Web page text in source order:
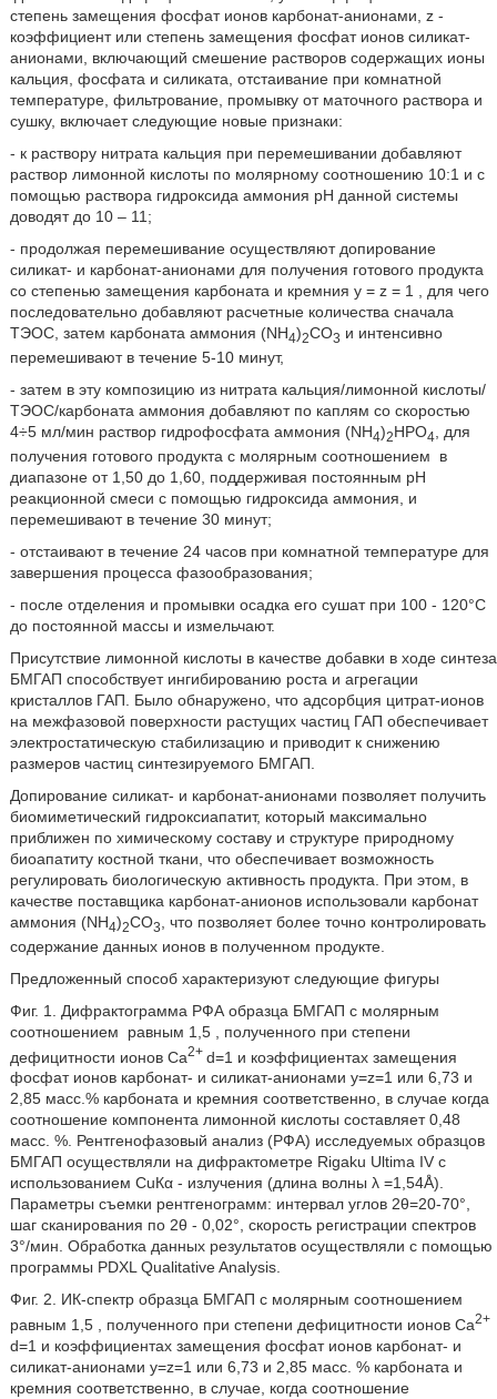
степень замещения фосфат ионов карбонат-анионами, z -
коэффициент или степень замещения фосфат ионов силикат-
анионами, включающий смешение растворов содержащих ионы
кальция, фосфата и силиката, отстаивание при комнатной
температуре, фильтрование, промывку от маточного раствора и
сушку, включает следующие новые признаки:
- к раствору нитрата кальция при перемешивании добавляют
раствор лимонной кислоты по молярному соотношению 10:1 и с
помощью раствора гидроксида аммония рН данной системы
доводят до 10 – 11;
- продолжая перемешивание осуществляют допирование
силикат- и карбонат-анионами для получения готового продукта
со степенью замещения карбоната и кремния y = z = 1 , для чего
последовательно добавляют расчетные количества сначала
ТЭОС, затем карбоната аммония (NH4)2CO3 и интенсивно
перемешивают в течение 5-10 минут,
- затем в эту композицию из нитрата кальция/лимонной кислоты/
ТЭОС/карбоната аммония добавляют по каплям со скоростью
4÷5 мл/мин раствор гидрофосфата аммония (NH4)2HPO4
, для
получения готового продукта с молярным соотношением
в
диапазоне от 1,50 до 1,60, поддерживая постоянным рН
реакционной смеси с помощью гидроксида аммония, и
перемешивают в течение 30 минут;
- отстаивают в течение 24 часов при комнатной температуре для
завершения процесса фазообразования;
- после отделения и промывки осадка его сушат при 100 - 120°С
до постоянной массы и измельчают.
Присутствие лимонной кислоты в качестве добавки в ходе синтеза
БМГАП способствует ингибированию роста и агрегации
кристаллов ГАП. Было обнаружено, что адсорбция цитрат-ионов
на межфазовой поверхности растущих частиц ГАП обеспечивает
электростатическую стабилизацию и приводит к снижению
размеров частиц синтезируемого БМГАП.
Допирование силикат- и карбонат-анионами позволяет получить
биомиметический гидроксиапатит, который максимально
приближен по химическому составу и структуре природному
биоапатиту костной ткани, что обеспечивает возможность
регулировать биологическую активность продукта. При этом, в
качестве поставщика карбонат-анионов использовали карбонат
аммония (NH4)2CO3
, что позволяет более точно контролировать
содержание данных ионов в полученном продукте.
Предложенный способ характеризуют следующие фигуры
Фиг. 1. Дифрактограмма РФА образца БМГАП с молярным
соотношением
равным 1,5 , полученного при степени
дефицитности ионов Ca2+ d=1 и коэффициентах замещения
фосфат ионов карбонат- и силикат-анионами y=z=1 или 6,73 и
2,85 масс.% карбоната и кремния соответственно, в случае когда
соотношение компонента лимонной кислоты составляет 0,48
масс. %. Рентгенофазовый анализ (РФА) исследуемых образцов
БМГАП осуществляли на дифрактометре Rigaku Ultima IV с
использованием СuКα - излучения (длина волны λ =1,54Å).
Параметры съемки рентгенограмм: интервал углов 2θ=20-70°,
шаг сканирования по 2θ - 0,02°, скорость регистрации спектров
3°/мин. Обработка данных результатов осуществляли с помощью
программы PDXL Qualitative Analysis.
Фиг. 2. ИК-спектр образца БМГАП с молярным соотношением
равным 1,5 , полученного при степени дефицитности ионов Ca2+
d=1 и коэффициентах замещения фосфат ионов карбонат- и
силикат-анионами y=z=1 или 6,73 и 2,85 масс. % карбоната и
кремния соответственно, в случае, когда соотношение